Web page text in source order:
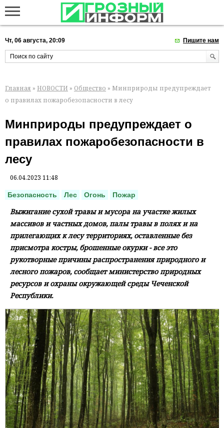
Чт, 06 августа, 20:09 Пишите нам
Главная » НОВОСТИ » Общество » Минприроды предупреждает
о правилах пожаробезопасности в лесу
Минприроды предупреждает о
правилах пожаробезопасности в
лесу
06.04.2023 11:48
Безопасность Лес Огонь Пожар
Выжигание сухой травы и мусора на участке жилых
массивов и частных домов, палы травы в полях и на
прилегающих к лесу территориях, оставленные без
присмотра костры, брошенные окурки - все это
рукотворные причины распространения природного и
лесного пожаров, сообщает министерство природных
ресурсов и охраны окружающей среды Чеченской
Республики.